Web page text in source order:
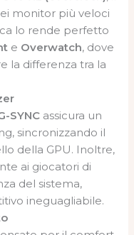
monitor più veloci
lo rende perfetto
e Overwatch, dove
la differenza tra la
SYNC assicura un
sincronizzando il
della GPU. Inoltre,
ai giocatori di
del sistema,
ineguagliabile.